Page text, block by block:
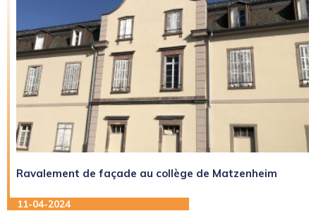
Ravalement de façade au collège de Matzenheim
11-04-2024